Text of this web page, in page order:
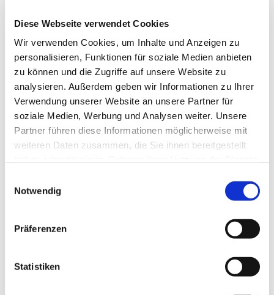
Diese Webseite verwendet Cookies
Wir verwenden Cookies, um Inhalte und Anzeigen zu
personalisieren, Funktionen für soziale Medien anbieten
zu können und die Zugriffe auf unsere Website zu
analysieren. Außerdem geben wir Informationen zu Ihrer
Verwendung unserer Website an unsere Partner für
soziale Medien, Werbung und Analysen weiter. Unsere
Partner führen diese Informationen möglicherweise mit
weiteren Daten zusammen, die Sie ihnen bereitgestellt
Notwendig
Präferenzen
Statistiken
Dies könnte Sie auch
interessieren